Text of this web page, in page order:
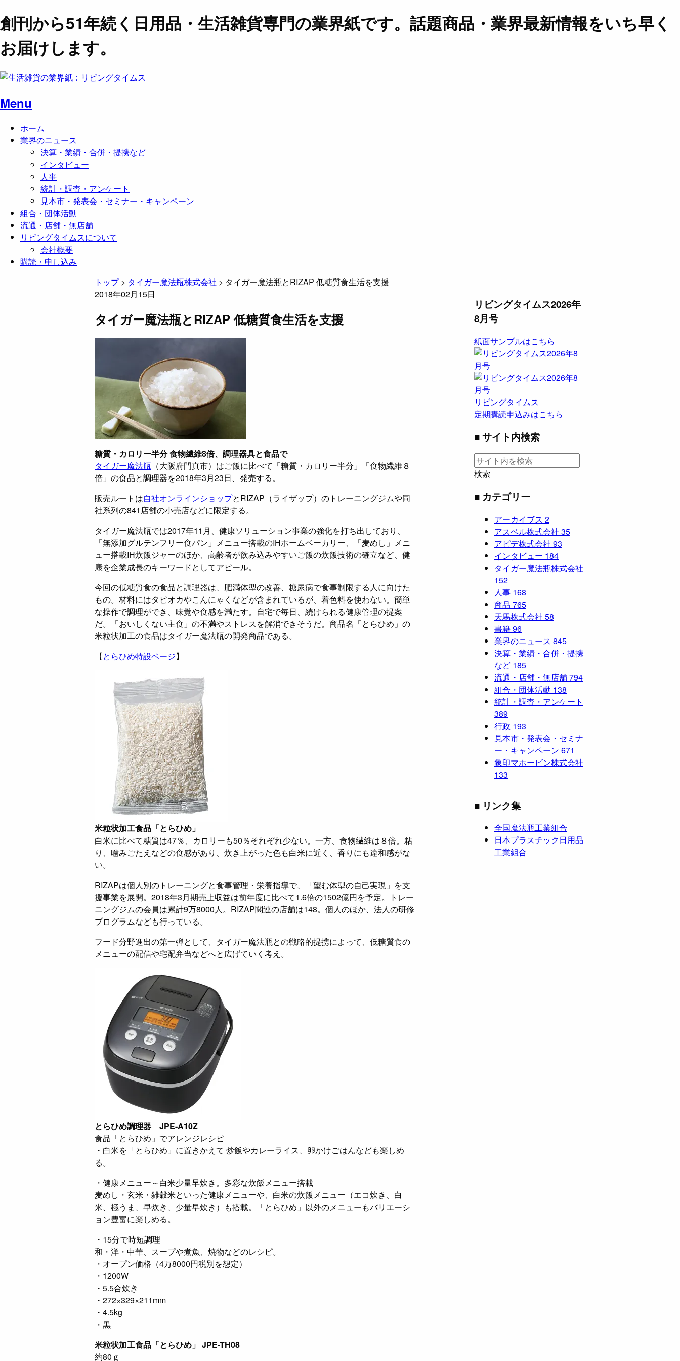
創刊から51年続く日用品・生活雑貨専門の業界紙です。話題商品・業界最新情報をいち早く
お届けします。
Menu
ホーム
業界のニュース
決算・業績・合併・提携など
インタビュー
人事
統計・調査・アンケート
見本市・発表会・セミナー・キャンペーン
組合・団体活動
流通・店舗・無店舗
リビングタイムスについて
会社概要
購読・申し込み
トップ> タイガー魔法瓶株式会社 > タイガー魔法瓶とRIZAP 低糖質食生活を支援
2018年02月15日
タイガー魔法瓶とRIZAP 低糖質食生活を支援
糖質・カロリー半分 食物繊維8倍、調理器具と食品で
タイガー魔法瓶 （大阪府門真市）はご飯に比べて「糖質・カロリー半分」「食物繊維８
倍」の食品と調理器を2018年3月23日、発売する。
販売ルートは自社オンラインショップとRIZAP（ライザップ）のトレーニングジムや同
社系列の841店舗の小売店などに限定する。
タイガー魔法瓶では2017年11月、健康ソリューション事業の強化を打ち出しており、
「無添加グルテンフリー食パン」メニュー搭載のIHホームベーカリー、「麦めし」メニ
ュー搭載IH炊飯ジャーのほか、高齢者が飲み込みやすいご飯の炊飯技術の確立など、健
康を企業成長のキーワードとしてアピール。
今回の低糖質食の食品と調理器は、肥満体型の改善、糖尿病で食事制限する人に向けた
もの。材料にはタピオカやこんにゃくなどが含まれているが、着色料を使わない。簡単
な操作で調理ができ、味覚や食感を満たす。自宅で毎日、続けられる健康管理の提案
だ。「おいしくない主食」の不満やストレスを解消できそうだ。商品名「とらひめ」の
米粒状加工の食品はタイガー魔法瓶の開発商品である。
【とらひめ特設ページ】
米粒状加工食品「とらひめ」
白米に比べて糖質は47％、カロリーも50％それぞれ少ない。一方、食物繊維は８倍。粘
り、噛みごたえなどの食感があり、炊き上がった色も白米に近く、香りにも違和感がな
い。
RIZAPは個人別のトレーニングと食事管理・栄養指導で、「望む体型の自己実現」を支
援事業を展開。2018年3月期売上収益は前年度に比べて1.6倍の1502億円を予定。トレー
ニングジムの会員は累計9万8000人。RIZAP関連の店舗は148。個人のほか、法人の研修
プログラムなども行っている。
フード分野進出の第一弾として、タイガー魔法瓶との戦略的提携によって、低糖質食の
メニューの配信や宅配弁当などへと広げていく考え。
とらひめ調理器 JPE-A10Z
食品「とらひめ」でアレンジレシピ
・白米を「とらひめ」に置きかえて 炒飯やカレーライス、卵かけごはんなども楽しめ
る。
・健康メニュー～白米少量早炊き。多彩な炊飯メニュー搭載
麦めし・玄米・雑穀米といった健康メニューや、白米の炊飯メニュー（エコ炊き、白
米、極うま、早炊き、少量早炊き）も搭載。「とらひめ」以外のメニューもバリエーシ
ョン豊富に楽しめる。
・15分で時短調理
和・洋・中華、スープや煮魚、焼物などのレシピ。
・オープン価格（4万8000円税別を想定）
・1200W
・5.5合炊き
・272×329×211mm
・4.5kg
・黒
米粒状加工食品「とらひめ」 JPE-TH08
約80ｇ
リビングタイムス2026年
8月号
紙面サンプルはこちら
リビングタイムス
定期購読申込みはこちら
■ サイト内検索
検索
■ カテゴリー
アーカイブス 2
アスベル株式会社 35
アピデ株式会社 93
インタビュー 184
タイガー魔法瓶株式会社
152
人事 168
商品 765
天馬株式会社 58
書籍96
業界のニュース 845
決算・業績・合併・提携
など 185
流通・店舗・無店舗794
組合・団体活動 138
統計・調査・アンケート
389
行政 193
見本市・発表会・セミナ
ー・キャンペーン 671
象印マホービン株式会社
133
■ リンク集
全国魔法瓶工業組合
日本プラスチック日用品
工業組合